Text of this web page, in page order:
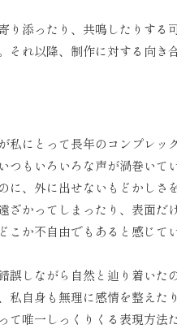
り添ったり、共鳴したりする
それ以降、制作に対する向き
にとって長年のコンプレ
もいろいろな声が渦巻い
、外に出せないもどかしさ
かってしまったり、表面
か不自由でもあると感じて
しながら自然と辿り着い
自身も無理に感情を整え
唯一しっくりくる表現方法